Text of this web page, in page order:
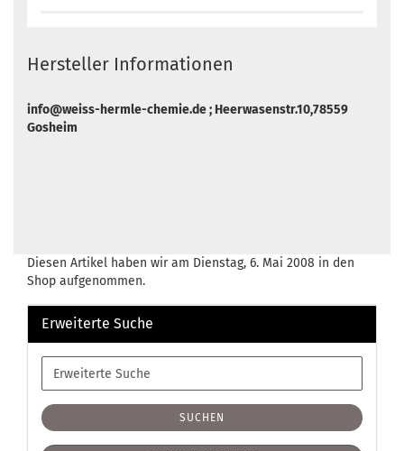
Hersteller Informationen
info@weiss-hermle-chemie.de ; Heerwasenstr.10,78559
Gosheim
Diesen Artikel haben wir am Dienstag, 6. Mai 2008 in den
Shop aufgenommen.
Erweiterte Suche
Erweiterte
Suche
SUCHEN